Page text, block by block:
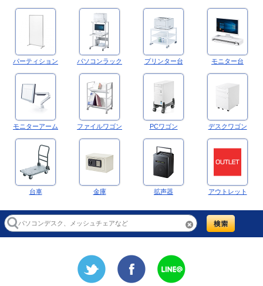
パーティション パソコンラック プリンター台 モニター台
モニターアーム ファイルワゴン PCワゴン デスクワゴン
台車 金庫 拡声器 アウトレット